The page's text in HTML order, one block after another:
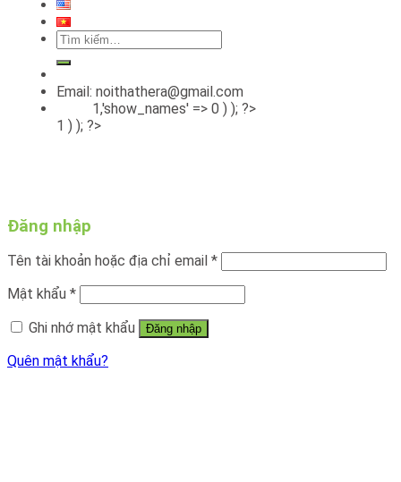
Tìm
kiếm:
Email: noithathera@gmail.com
1,'show_names' => 0 ) ); ?>
1 ) ); ?>
Đăng nhập
Tên tài khoản hoặc địa chỉ email *
Mật khẩu *
Ghi nhớ mật khẩu
Đăng nhập
Quên mật khẩu?